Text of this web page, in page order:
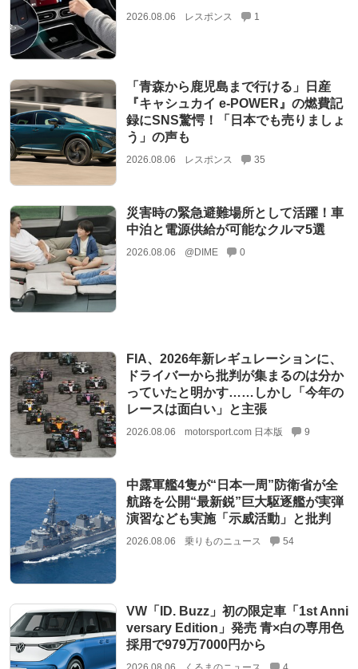
2026.08.06 レスポンス 1
「青森から鹿児島まで行ける」日産
『キャシュカイ e-POWER』の燃費記
録にSNS驚愕！「日本でも売りましょ
う」の声も
2026.08.06 レスポンス 35
災害時の緊急避難場所として活躍！車
中泊と電源供給が可能なクルマ5選
2026.08.06 @DIME 0
FIA、2026年新レギュレーションに、
ドライバーから批判が集まるのは分か
っていたと明かす……しかし「今年の
レースは面白い」と主張
2026.08.06 motorsport.com 日本版 9
中露軍艦4隻が“日本一周”防衛省が全
航路を公開“最新鋭”巨大駆逐艦が実弾
演習なども実施「示威活動」と批判
2026.08.06 乗りものニュース 54
VW「ID. Buzz」初の限定車「1st Anni
versary Edition」発売 青×白の専用色
採用で979万7000円から